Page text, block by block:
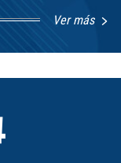
Ver más